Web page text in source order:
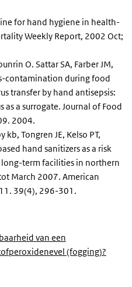
for hand hygiene in health-
Weekly Report, 2002 Oct;
O. Sattar SA, Farber JM,
contamination during food
transfer by hand antisepsis:
a surrogate. Journal of Food
2004.
Tongren JE, Kelso PT,
hand sanitizers as a risk
term facilities in northern
March 2007. American
39(4), 296-301.
van een
(fogging)?